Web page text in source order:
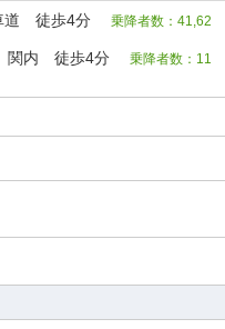
・テナント一覧
ト一覧
道 徒歩4分 乗降者数：41,62
関内 徒歩4分 乗降者数：11